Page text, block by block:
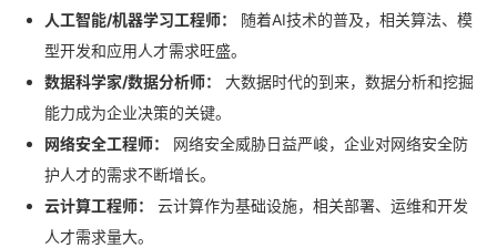
人工智能/机器学习工程师：
随着AI技术的普及，相关算法、模
型开发和应用人才需求旺盛。
数据科学家/数据分析师：
大数据时代的到来，数据分析和挖掘
能力成为企业决策的关键。
网络安全工程师：
网络安全威胁日益严峻，企业对网络安全防
护人才的需求不断增长。
云计算工程师：
云计算作为基础设施，相关部署、运维和开发
人才需求量大。